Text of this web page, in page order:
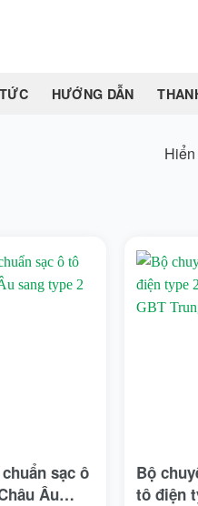
HƯỚNG DẪN
sạc ô
Âu
Bộ
tô điện